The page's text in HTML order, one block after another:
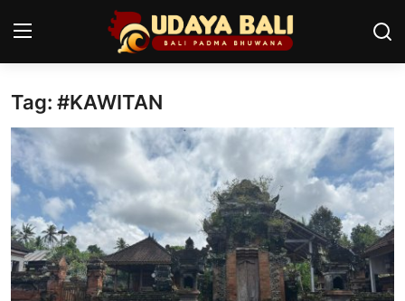
Home
Pura
Desa Adat
Tradisi
Kearifan lokal
Tag: #KAWITAN